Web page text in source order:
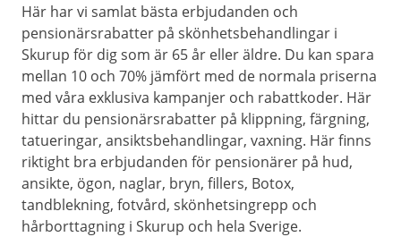
Här har vi samlat bästa erbjudanden och
pensionärsrabatter på skönhetsbehandlingar i
Skurup för dig som är 65 år eller äldre. Du kan spara
mellan 10 och 70% jämfört med de normala priserna
med våra exklusiva kampanjer och rabattkoder. Här
hittar du pensionärsrabatter på klippning, färgning,
tatueringar, ansiktsbehandlingar, vaxning. Här finns
riktight bra erbjudanden för pensionärer på hud,
ansikte, ögon, naglar, bryn, fillers, Botox,
tandblekning, fotvård, skönhetsingrepp och
hårborttagning i Skurup och hela Sverige.